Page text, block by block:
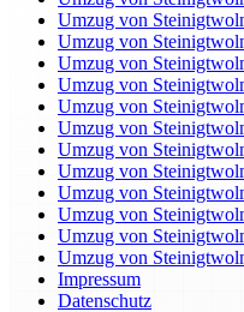
Umzug von
Umzug von
Umzug von
Umzug von
Umzug von
Umzug von
Umzug von
Umzug von
Umzug von
Umzug von
Umzug von
Umzug von
Impressum
Datenschutz